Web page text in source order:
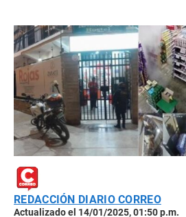
REDACCIÓN DIARIO CORREO
Actualizado el 14/01/2025, 01:50 p.m.